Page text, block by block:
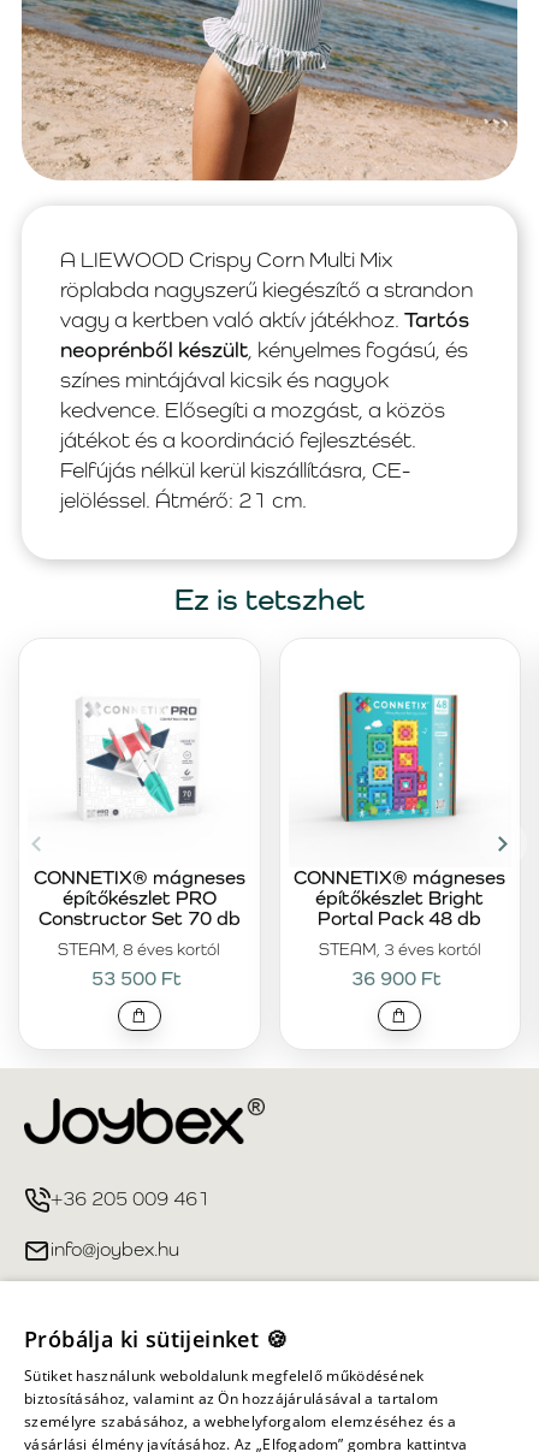
A LIEWOOD Crispy Corn Multi Mix
röplabda nagyszerű kiegészítő a strandon
vagy a kertben való aktív játékhoz. Tartós
neoprénből készült , kényelmes fogású, és
színes mintájával kicsik és nagyok
kedvence. Elősegíti a mozgást, a közös
játékot és a koordináció fejlesztését.
Felfújás nélkül kerül kiszállításra, CE-
jelöléssel. Átmérő: 21 cm.
Ez is tetszhet
STEAM, 8 éves kortól
CONNETIX® mágneses
építőkészlet PRO
Constructor Set 70 db
53 500 Ft
STEAM, 3 éves kortól
CONNETIX® mágneses
építőkészlet Bright
Portal Pack 48 db
36 900 Ft
+36 205 009 461
info@joybex.hu
Fiókom
Információ
Próbálja ki sütijeinket 🍪
Sütiket használunk weboldalunk megfelelő működésének
biztosításához, valamint az Ön hozzájárulásával a tartalom
személyre szabásához, a webhelyforgalom elemzéséhez és a
vásárlási élmény javításához. Az „Elfogadom” gombra kattintva